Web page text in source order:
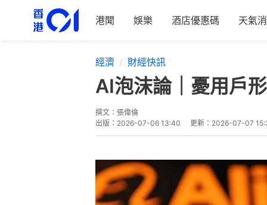
港聞 娛樂 酒店優惠碼 天氣
經濟 財經快訊
AI泡沫論｜憂用戶
撰文： 張偉倫
出版： 2026-07-06 13:40 更新： 2026-07-07